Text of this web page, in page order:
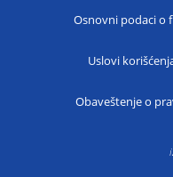
Osnovni podaci o
Uslovi
Obaveštenje o